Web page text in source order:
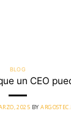
BLOG
un CEO
2025 BY